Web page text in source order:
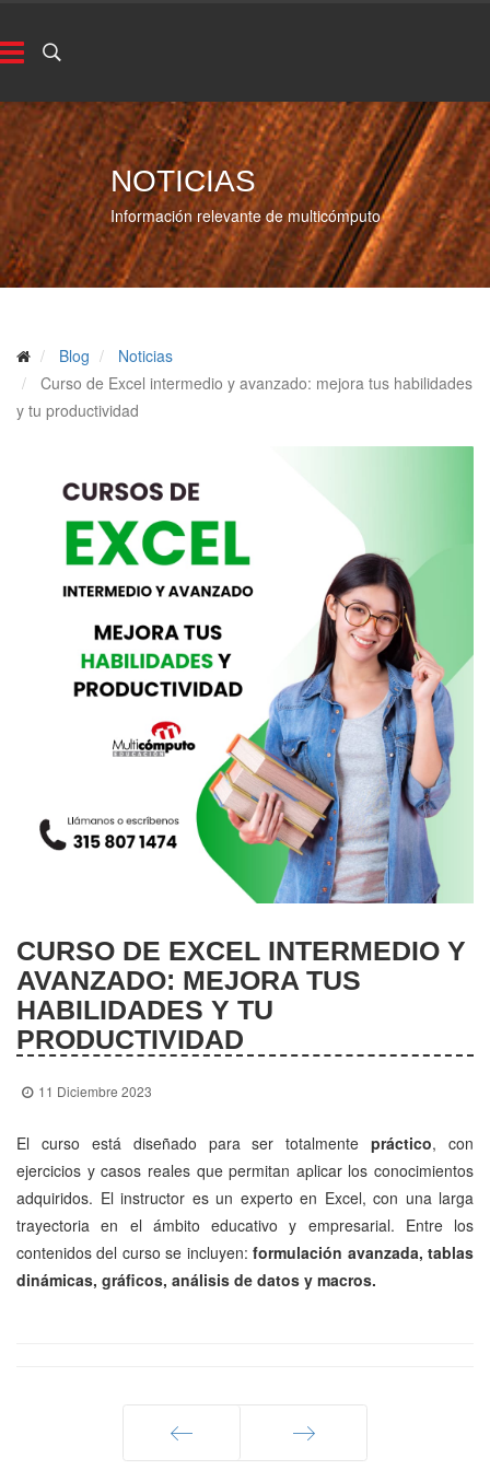
NOTICIAS
Información relevante de multicómputo
Blog
Noticias
Curso de Excel intermedio y avanzado: mejora tus habilidades
y tu productividad
CURSO DE EXCEL INTERMEDIO Y
AVANZADO: MEJORA TUS
HABILIDADES Y TU
PRODUCTIVIDAD
11 Diciembre 2023
El curso está diseñado para ser totalmentepráctico, con
ejercicios y casos reales que permitan aplicar los conocimientos
adquiridos. El instructor es un experto en Excel, con una larga
trayectoria en el ámbito educativo y empresarial. Entre los
contenidos del curso se incluyen:formulación avanzada, tablas
dinámicas, gráficos, análisis de datos y macros.